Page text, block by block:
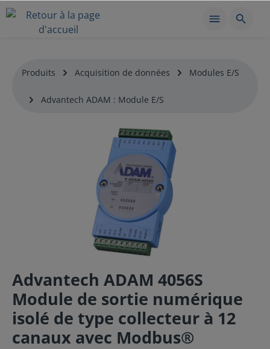
Produits Acquisition de données Modules E/S
Advantech ADAM : Module E/S
Advantech ADAM 4056S
Module de sortie numérique
isolé de type collecteur à 12
canaux avec Modbus®